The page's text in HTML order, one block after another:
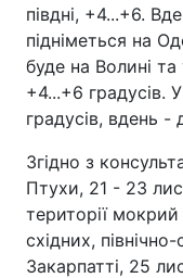
півдні, +4...+6.
підніметься на
буде на Волині та
+4...+6 градусів.
градусів, вдень -
Згідно з
Птухи, 21 - 23
території
східних,
Закарпатті, 25